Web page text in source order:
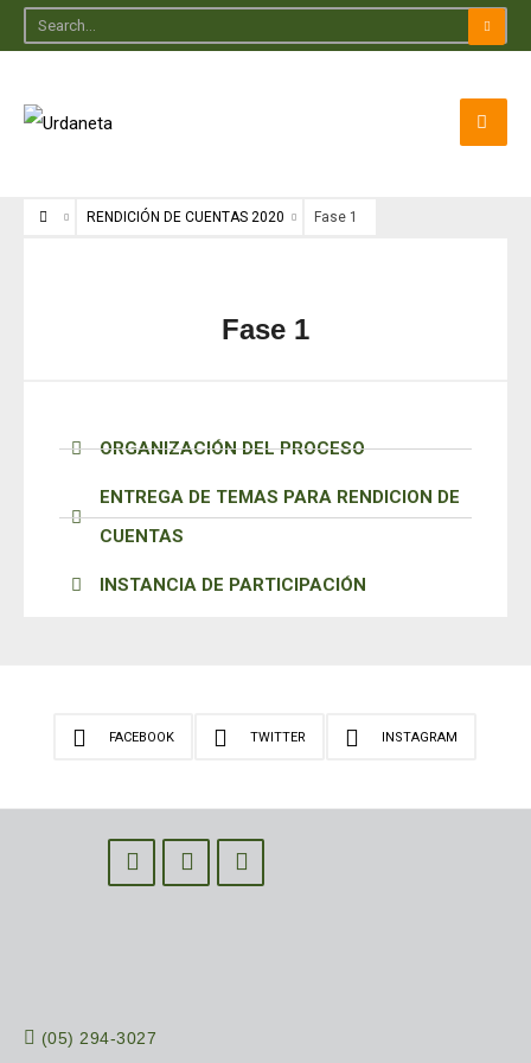
RENDICIÓN DE CUENTAS 2020 Fase 1
Fase 1
ORGANIZACIÓN DEL PROCESO
ENTREGA DE TEMAS PARA RENDICION DE
CUENTAS
INSTANCIA DE PARTICIPACIÓN
FACEBOOK TWITTER INSTAGRAM
(05) 294-3027